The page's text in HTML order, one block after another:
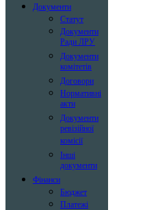
Документи
Статут
Документи
Ради ЛРУ
Документи
комітетів
Договори
Нормативні
акти
Документи
ревізійної
комісії
Інші
документи
Фінанси
Бюджет
Платежі